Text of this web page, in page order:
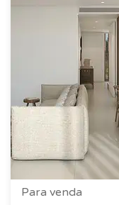
Para venda